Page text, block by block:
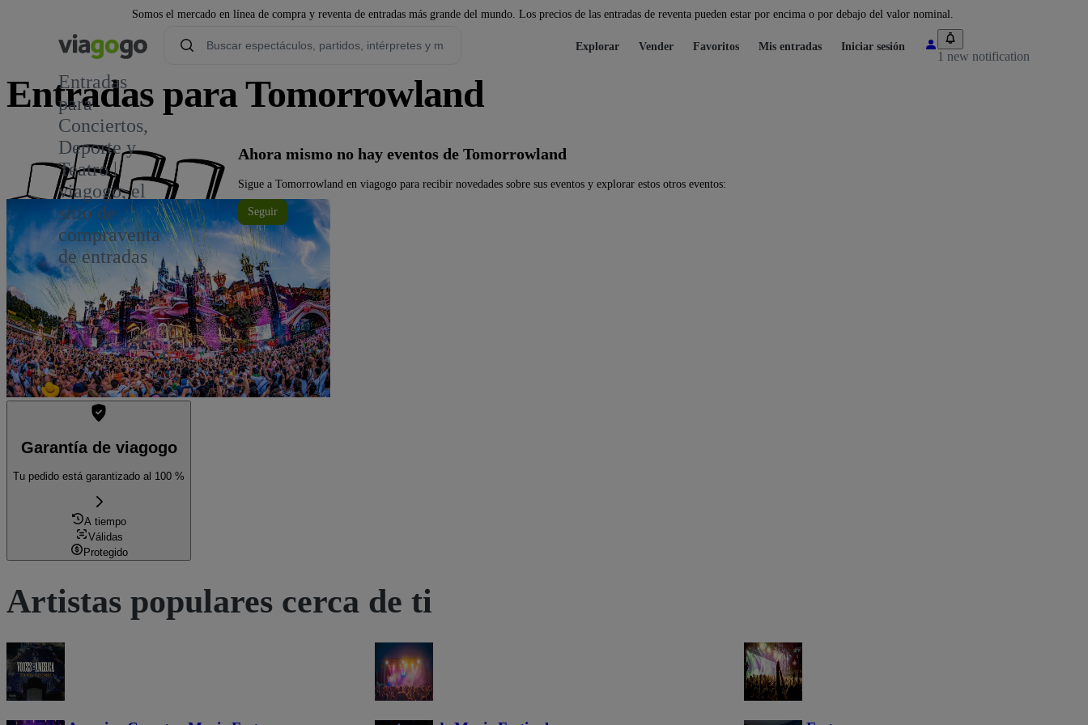
Somos el mercado en línea de compra y reventa de entradas más grande del mundo. Los precios de las entradas de reventa pueden estar por encima o por debajo del valor nominal.
Entradas
para
Conciertos,
Deporte y
Teatro |
viagogo, el
sitio de
compraventa
de entradas
Explorar Vender Favoritos Mis entradas Iniciar sesión
1 new notification
Entradas para Tomorrowland
Ahora mismo no hay eventos de Tomorrowland
Sigue a Tomorrowland en viagogo para recibir novedades sobre sus eventos y explorar estos otros eventos:
Seguir
Garantía de viagogo
Tu pedido está garantizado al 100 %
A tiempo
Válidas
Protegido
Artistas populares cerca de ti